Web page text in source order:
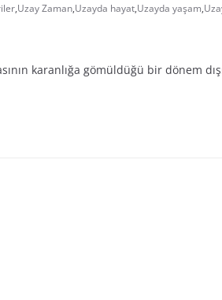
,Uzay Zaman,Uzayda hayat,Uzayda yaşam,
karanlığa gömüldüğü bir dönem